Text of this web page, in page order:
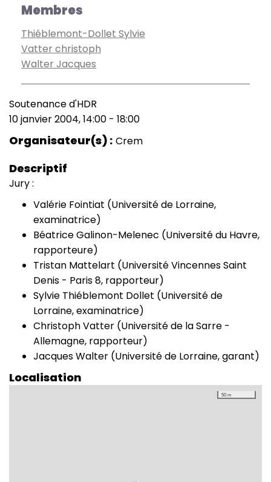
Membres
Thiéblemont-Dollet Sylvie
Vatter christoph
Walter Jacques
Type
de
manifestation
Soutenance d'HDR
Date
(smart)
10 janvier 2004, 14:00 - 18:00
Organisateur(s) Crem
Descriptif
Jury :
Valérie Fointiat (Université de Lorraine,
examinatrice)
Béatrice Galinon-Melenec (Université du Havre,
rapporteure)
Tristan Mattelart (Université Vincennes Saint
Denis - Paris 8, rapporteur)
Sylvie Thiéblemont Dollet (Université de
Lorraine, examinatrice)
Christoph Vatter (Université de la Sarre -
Allemagne, rapporteur)
Jacques Walter (Université de Lorraine, garant)
Localisation
50 m